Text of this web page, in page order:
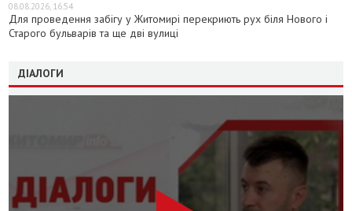
08.08.2026, 16:54
Для проведення забігу у Житомирі перекриють рух біля Нового і
Старого бульварів та ще дві вулиці
ДІАЛОГИ